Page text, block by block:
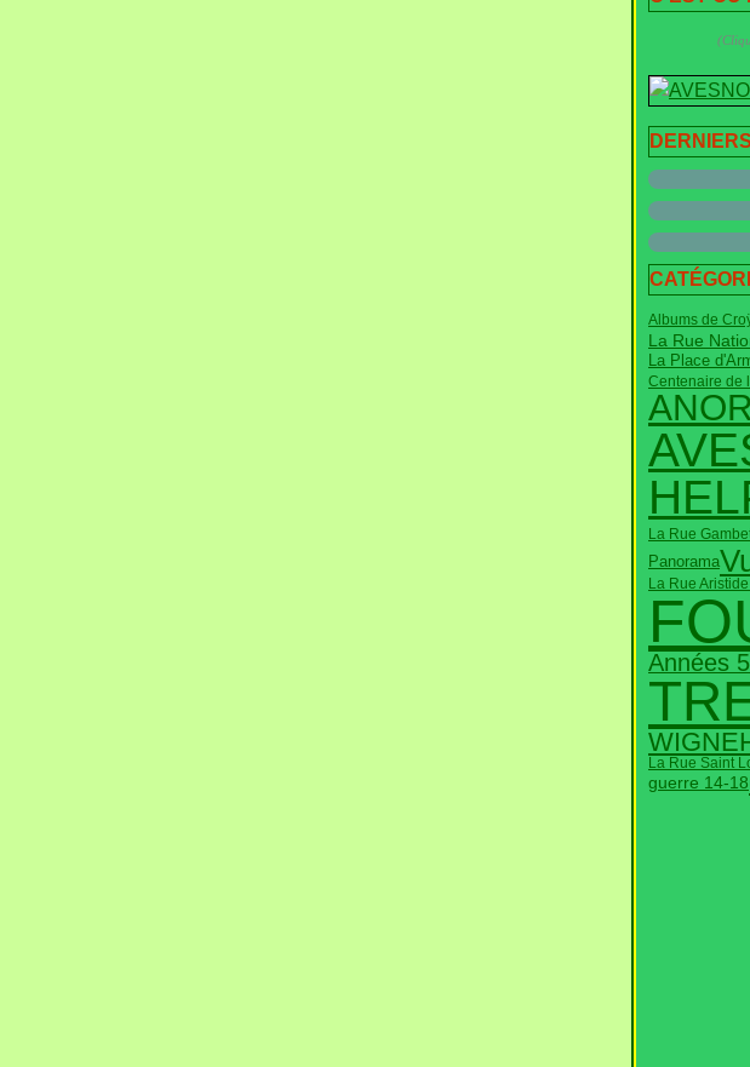
(Cliquer
Albums de
La Rue
La Place
Centenaire de
ANOR
La Rue
Panorama
La Rue
Années
La Rue Saint
guerre 14-18